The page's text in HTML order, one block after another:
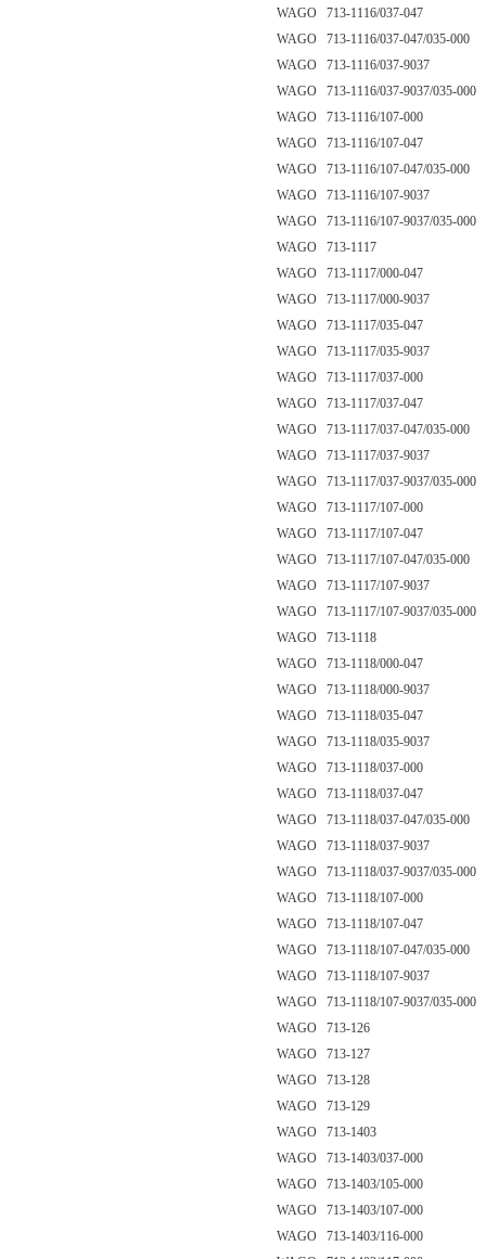
WAGO 713-1116/037-047
WAGO 713-1116/037-047/035-000
WAGO 713-1116/037-9037
WAGO 713-1116/037-9037/035-000
WAGO 713-1116/107-000
WAGO 713-1116/107-047
WAGO 713-1116/107-047/035-000
WAGO 713-1116/107-9037
WAGO 713-1116/107-9037/035-000
WAGO 713-1117
WAGO 713-1117/000-047
WAGO 713-1117/000-9037
WAGO 713-1117/035-047
WAGO 713-1117/035-9037
WAGO 713-1117/037-000
WAGO 713-1117/037-047
WAGO 713-1117/037-047/035-000
WAGO 713-1117/037-9037
WAGO 713-1117/037-9037/035-000
WAGO 713-1117/107-000
WAGO 713-1117/107-047
WAGO 713-1117/107-047/035-000
WAGO 713-1117/107-9037
WAGO 713-1117/107-9037/035-000
WAGO 713-1118
WAGO 713-1118/000-047
WAGO 713-1118/000-9037
WAGO 713-1118/035-047
WAGO 713-1118/035-9037
WAGO 713-1118/037-000
WAGO 713-1118/037-047
WAGO 713-1118/037-047/035-000
WAGO 713-1118/037-9037
WAGO 713-1118/037-9037/035-000
WAGO 713-1118/107-000
WAGO 713-1118/107-047
WAGO 713-1118/107-047/035-000
WAGO 713-1118/107-9037
WAGO 713-1118/107-9037/035-000
WAGO 713-126
WAGO 713-127
WAGO 713-128
WAGO 713-129
WAGO 713-1403
WAGO 713-1403/037-000
WAGO 713-1403/105-000
WAGO 713-1403/107-000
WAGO 713-1403/116-000